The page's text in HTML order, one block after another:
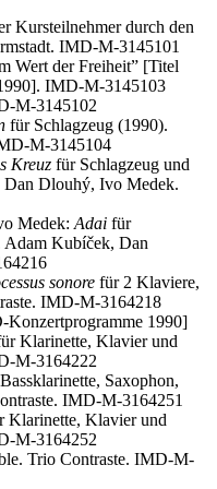
Kursteilnehmer durch den
IMD-M-3145101
Wert der Freiheit” [Titel
IMD-M-3145103
M-3145102
für Schlagzeug (1990).
M-3145104
Kreuz für Schlagzeug und
Dlouhý, Ivo Medek.
Medek: Adai für
Adam Kubíček, Dan
sonore für 2 Klaviere,
IMD-M-3164218
1990]
Klarinette, Klavier und
M-3164222
Saxophon,
IMD-M-3164251
Klarinette, Klavier und
M-3164252
Trio Contraste. IMD-M-